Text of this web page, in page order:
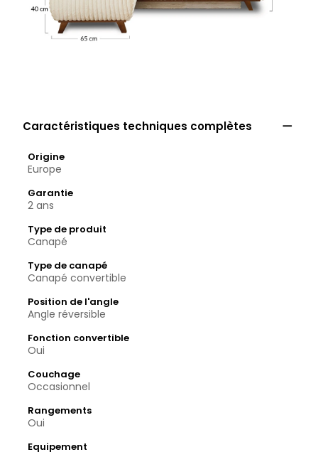
Caractéristiques techniques complètes 
Origine
Europe
Garantie
2 ans
Type de produit
Canapé
Type de canapé
Canapé convertible
Position de l'angle
Angle réversible
Fonction convertible
Oui
Couchage
Occasionnel
Rangements
Oui
Equipement